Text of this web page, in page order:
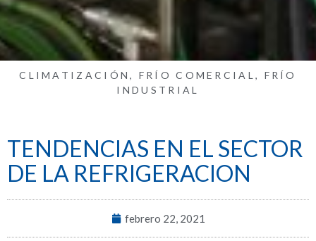
CLIMATIZACIÓN, FRÍO COMERCIAL , FRÍO
INDUSTRIAL
TENDENCIAS EN EL SECTOR
DE LA REFRIGERACION
febrero 22, 2021